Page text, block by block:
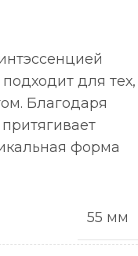
для тех,
Благодаря
форма
55 мм